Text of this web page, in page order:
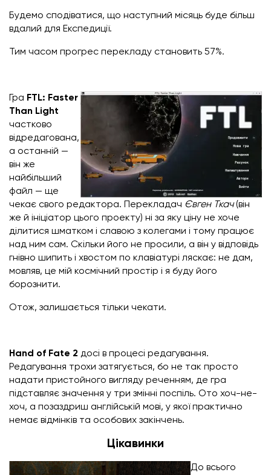
Будемо сподіватися, що наступний місяць буде більш
вдалий для Експедиції.
Тим часом прогрес перекладу становить 57%.
Гра FTL: Faster
Than Light
частково
відредагована,
а останній —
він же
найбільший
файл — ще
чекає свого редактора. Перекладач Євген Ткач(він
же й ініціатор цього проекту) ні за яку ціну не хоче
ділитися шматком і славою з колегами і тому працює
над ним сам. Скільки його не просили, а він у відповідь
гнівно шипить і хвостом по клавіатурі ляскає: не дам,
мовляв, це мій космічний простір і я буду його
борознити.
Отож, залишається тільки чекати.
Hand of Fate 2 досі в процесі редагування.
Редагування трохи затягується, бо не так просто
надати пристойного вигляду реченням, де гра
підставляє значення у три змінні поспіль. Ото хоч-не-
хоч, а позаздриш англійській мові, у якої практично
немає відмінків та особових закінчень.
Цікавинки
До всього